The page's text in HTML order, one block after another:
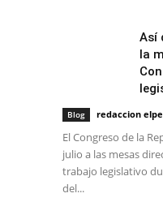
Así
la
Blog redaccion
El Congreso de la
julio a las mesas
trabajo legislativo
del...